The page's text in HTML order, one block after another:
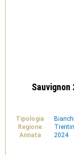
Sauvignon
Tipologia
Bianchi
Regione
Annata
2024